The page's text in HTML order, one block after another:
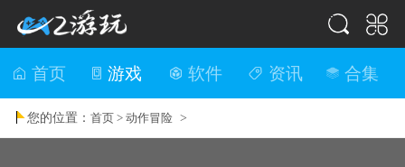
首页 游戏 软件 资讯 合集
您的位置：首页 >动作冒险 >